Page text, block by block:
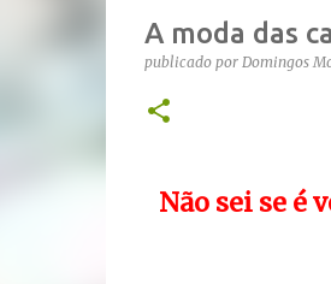
A moda das
publicado por Domingos
Não sei se é